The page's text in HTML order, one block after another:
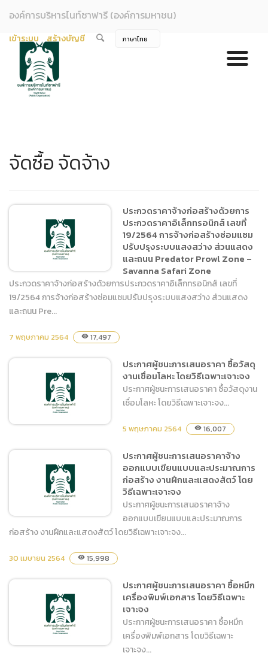
องค์การบริหารไนท์ซาฟารี (องค์การมหาชน)
เข้าระบบ สร้างบัญชี
จัดซื้อ จัดจ้าง
ประกวดราคาจ้างก่อสร้างด้วย
อิเล็กทรอนิกส์ เลขที่
19/2564 การจ้างก่อสร้าง
สว่าง ส่วนแสดงและถนน
Predator Prowl Zone –
Savanna Safari Zone
ประกวดราคาจ้างก่อสร้างด้วยการ
ประกวดราคาอิเล็กทรอนิกส์ เลขที่
19/2564 การจ้างก่อสร้างซ่อมแซม
ปรับปรุงระบบแสงสว่าง ส่วนแสดง
และถนน Predator Prowl Zone –
Savanna Safari Zone
ประกวดราคาจ้างก่อสร้างด้วยการประกวดราคาอิเล็กทรอนิกส์ เลขที่
19/2564 การจ้างก่อสร้างซ่อมแซมปรับปรุงระบบแสงสว่าง ส่วนแสดง
และถนน Pre...
7 พฤษภาคม 2564 visibility 17,497
ประกาศผู้ชนะการเสนอราคา
ซื้อวัสดุงานเชื่อมโลหะ โดยวิธี
เฉพาะเจาะจง
ประกาศผู้ชนะการเสนอราคา ซื้อวัสดุ
งานเชื่อมโลหะ โดยวิธีเฉพาะเจาะจง
ประกาศผู้ชนะการเสนอราคา ซื้อวัสดุงาน
เชื่อมโลหะ โดยวิธีเฉพาะเจาะจง...
5 พฤษภาคม 2564 visibility 16,007
ประกาศผู้ชนะการเสนอราคา
ประมาณการก่อสร้าง งานฝึก
และแสดงสัตว์ โดยวิธีเฉพาะ
ประกาศผู้ชนะการเสนอราคาจ้าง
ออกแบบเขียนแบบและประมาณการ
ก่อสร้าง งานฝึกและแสดงสัตว์ โดย
วิธีเฉพาะเจาะจง
ประกาศผู้ชนะการเสนอราคาจ้าง
ออกแบบเขียนแบบและประมาณการ
ก่อสร้าง งานฝึกและแสดงสัตว์ โดยวิธีเฉพาะเจาะจง...
30 เมษายน 2564 visibility 15,998
ประกาศผู้ชนะการเสนอราคา ซื้อหมึก
เครื่องพิมพ์เอกสาร โดยวิธีเฉพาะ
เจาะจง
ประกาศผู้ชนะการเสนอราคา ซื้อหมึก
เครื่องพิมพ์เอกสาร โดยวิธีเฉพาะ
เจาะจง...